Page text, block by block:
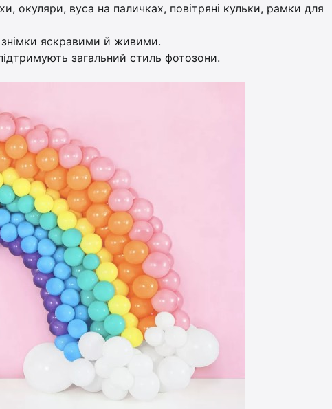
окуляри, вуса на паличках, повітряні кульки, рамки для
знімки яскравими й живими.
загальний стиль фотозони.